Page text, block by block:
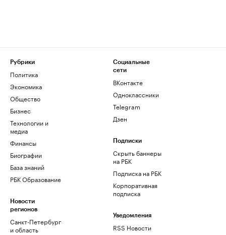
Рубрики
Политика
Экономика
Общество
Бизнес
Технологии и
медиа
Финансы
Биографии
База знаний
РБК Образование
Новости
регионов
Санкт-Петербург
и область
Социальные
сети
ВКонтакте
Одноклассники
Telegram
Дзен
Подписки
Скрыть баннеры
на РБК
Подписка на РБК
Корпоративная
подписка
Уведомления
RSS Новости